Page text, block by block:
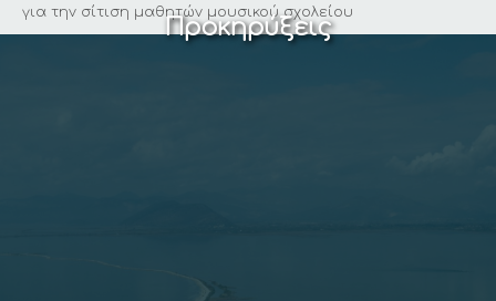
για την σίτιση μαθητών μουσικού σχολείου
Προκηρύξεις